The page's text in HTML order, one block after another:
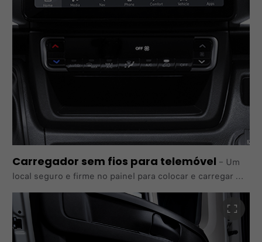
suporte da luz de travagem traseira.
Carregador sem fios para telemóvel – Um
local seguro e firme no painel para colocar e carregar
facilmente um smartphone. Localizado na aleta sob o
sistema de climatização com controlo automático ou na
parte central do novo suporte para copos central com
sistema de controlo manual.